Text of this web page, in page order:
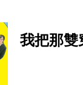
我把那雙